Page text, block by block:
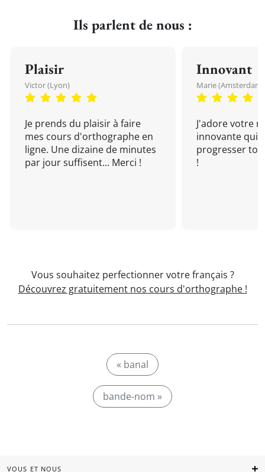
Ils parlent de nous :
Plaisir
Victor (Lyon)
Je prends du plaisir à faire
mes cours d'orthographe en
ligne. Une dizaine de minutes
par jour suffisent... Merci !
Innovant
Marie (Amsterdam)
J'adore votre
innovante qui
progresser
!
Vous souhaitez perfectionner votre français ?
Découvrez gratuitement nos cours d'orthographe !
« banal
bande-nom »
VOUS ET NOUS